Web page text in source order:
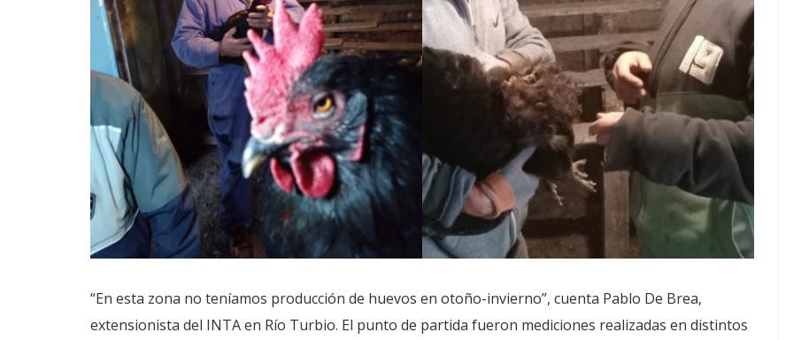
“En esta zona no teníamos producción de huevos en otoño-invierno”, cuenta Pablo De Brea,
extensionista del INTA en Río Turbio. El punto de partida fueron mediciones realizadas en distintos